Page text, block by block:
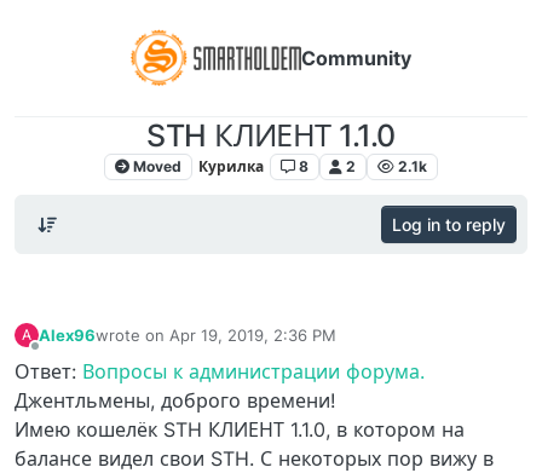
Community
STH КЛИЕНТ 1.1.0
Moved Курилка 8 2 2.1k
Log in to reply
A Alex96wrote on Apr 19, 2019, 2:36 PM
last edited by
Ответ: Вопросы к администрации форума.
Джентльмены, доброго времени!
Имею кошелёк STH КЛИЕНТ 1.1.0, в котором на
балансе видел свои STH. С некоторых пор вижу в